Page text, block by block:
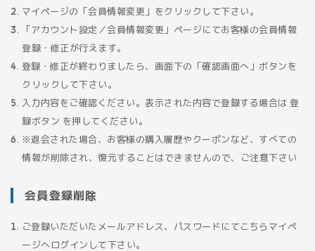
マイページの「会員情報変更」をクリックして下さい。
「アカウント設定／会員情報変更」ページにてお客様の会員情報
登録・修正が行えます。
登録・修正が終わりましたら、画面下の「確認画面へ」ボタンを
クリックして下さい。
入力内容をご確認ください。表示された内容で登録する場合は 登
録ボタン を押してください。
※退会された場合、お客様の購入履歴やクーポンなど、すべての
情報が削除され、復元することはできませんので、ご注意下さい
会員登録削除
ご登録いただいたメールアドレス、パスワードにてこちらマイペ
ージへログインして下さい。